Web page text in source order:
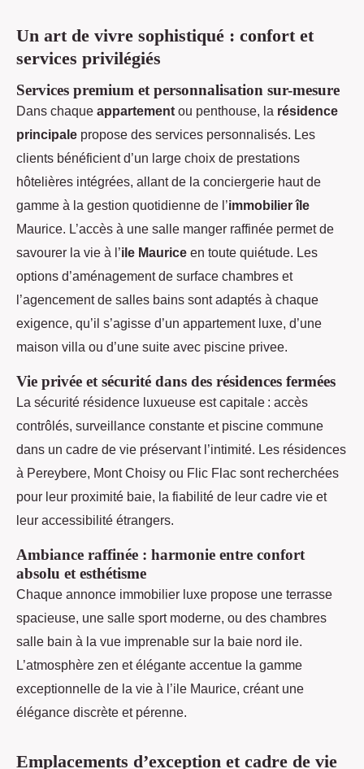
Un art de vivre sophistiqué : confort et
services privilégiés
Services premium et personnalisation sur-mesure
Dans chaque appartement ou penthouse, la résidence
principale propose des services personnalisés. Les
clients bénéficient d’un large choix de prestations
hôtelières intégrées, allant de la conciergerie haut de
gamme à la gestion quotidienne de l’immobilier île
Maurice. L’accès à une salle manger raffinée permet de
savourer la vie à l’ile Maurice en toute quiétude. Les
options d’aménagement de surface chambres et
l’agencement de salles bains sont adaptés à chaque
exigence, qu’il s’agisse d’un appartement luxe, d’une
maison villa ou d’une suite avec piscine privee.
Vie privée et sécurité dans des résidences fermées
La sécurité résidence luxueuse est capitale : accès
contrôlés, surveillance constante et piscine commune
dans un cadre de vie préservant l’intimité. Les résidences
à Pereybere, Mont Choisy ou Flic Flac sont recherchées
pour leur proximité baie, la fiabilité de leur cadre vie et
leur accessibilité étrangers.
Ambiance raffinée : harmonie entre confort
absolu et esthétisme
Chaque annonce immobilier luxe propose une terrasse
spacieuse, une salle sport moderne, ou des chambres
salle bain à la vue imprenable sur la baie nord ile.
L’atmosphère zen et élégante accentue la gamme
exceptionnelle de la vie à l’ile Maurice, créant une
élégance discrète et pérenne.
Emplacements d’exception et cadre de vie